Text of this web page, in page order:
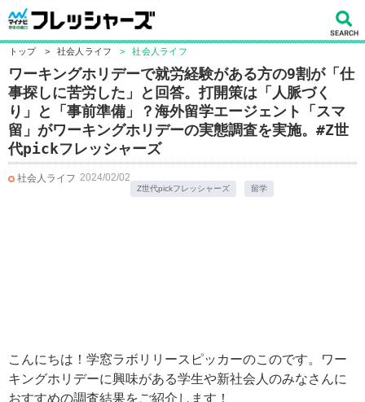
トップ > 社会人ライフ > 社会人ライフ
ワーキングホリデーで就労経験がある方の9割が「仕
事探しに苦労した」と回答。打開策は「人脈づく
り」と「事前準備」？海外留学エージェント「スマ
留」がワーキングホリデーの実態調査を実施。#Z世
代pickフレッシャーズ
社会人ライフ 2024/02/02
Z世代pickフレッシャーズ 留学
こんにちは！学窓ラボリリースピッカーのこのです。ワー
キングホリデーに興味がある学生や新社会人のみなさんに
おすすめの調査結果をご紹介します！